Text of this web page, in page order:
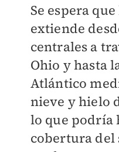
Se espera
extiende
centrales a
Ohio y hasta
Atlántico
nieve y hielo
lo que podría
cobertura del